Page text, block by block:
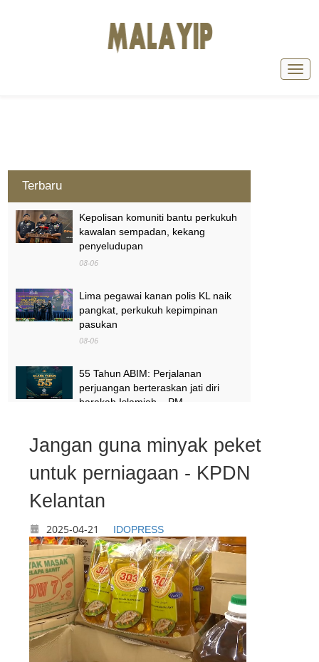
Terbaru
Kepolisan komuniti bantu perkukuh
kawalan sempadan, kekang
penyeludupan
08-06
Lima pegawai kanan polis KL naik
pangkat, perkukuh kepimpinan
pasukan
08-06
55 Tahun ABIM: Perjalanan
perjuangan berteraskan jati diri
harakah Islamiah – PM
Satu daerah, satu Tabika Tunas
Istimewa menjelang 2027 – TPM
Zahid
08-06
Jangan guna minyak peket
untuk perniagaan - KPDN
Kelantan
2025-04-21 IDOPRESS